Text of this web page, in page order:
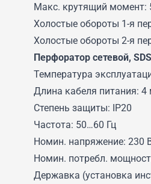
Макс. крутящий момент:
Холостые обороты 1-я
Холостые обороты 2-я
Перфоратор сетевой,
Температура
Длина кабеля питания: 4
Степень защиты: IP20
Частота: 50…60 Гц
Номин. напряжение: 230
Номин. потребл.
Державка (установка